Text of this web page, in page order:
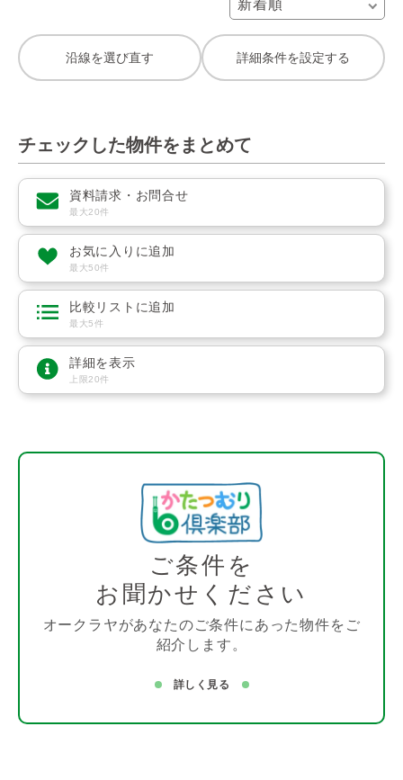
沿線を選び直す 詳細条件を設定する
チェックした物件をまとめて
資料請求・お問合せ
最大20件
お気に入りに追加
最大50件
比較リストに追加
最大5件
詳細を表示
上限20件
ご条件を
お聞かせください
オークラヤがあなたのご条件にあった物件をご
紹介します。
詳しく見る